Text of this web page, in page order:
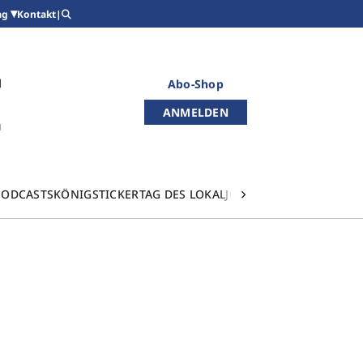
Kontakt|
Abo-Shop
ANMELDEN
KÖNIGSTICKERTAG DES LOKALJOURNALISMUS